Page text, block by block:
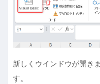
新しくウインドウが開き
す。